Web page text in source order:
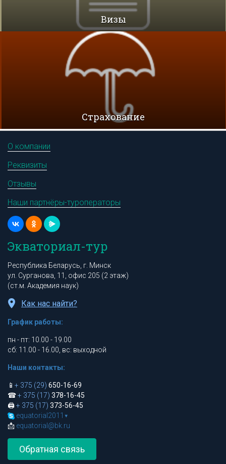
Визы
Cтрахование
О компании
Реквизиты
Отзывы
Наши партнёры-туроператоры
Экваториал-тур
Республика Беларусь, г. Минск
ул. Сурганова, 11, офис 205 (2 этаж)
(ст.м. Академия наук)
Как нас найти?
График работы:
пн - пт: 10.00 - 19.00
сб: 11.00 - 16.00, вс: выходной
Наши контакты:
📱 + 375 (29) 650-16-69
☎+ 375 (17) 378-16-45
🖨+ 375 (17) 373-56-45
equatorial2011 ▾
📩 equatorial@bk.ru
Обратная связь